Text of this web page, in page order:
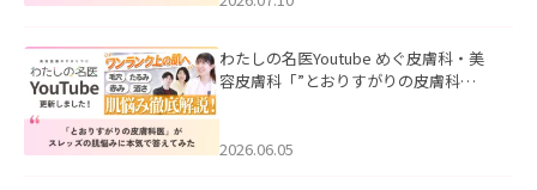
わたしの名医Youtube めぐ皮膚科・美
容皮膚科「”とおりすがりの皮膚科
2026.06.05